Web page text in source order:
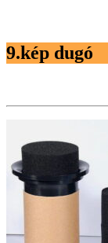
9.kép dugó